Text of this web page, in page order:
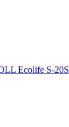
Ecolife S-20S